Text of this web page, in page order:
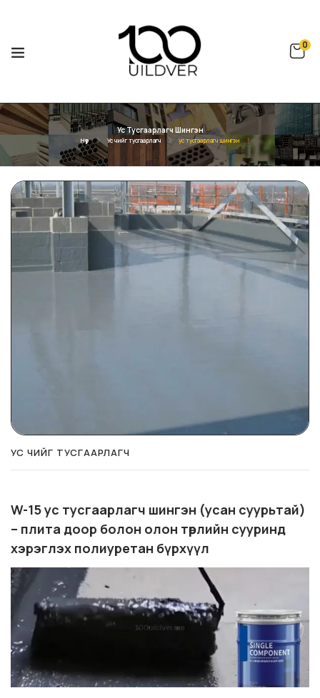
0
Ус Тусгаарлагч Шингэн
Нүүр Ус чийг тусгаарлагч ус тусгаарлагч шингэн
УС ЧИЙГ ТУСГААРЛАГЧ
W-15 ус тусгаарлагч шингэн (усан суурьтай)
– плита доор болон олон төрлийн сууринд
хэрэглэх полиуретан бүрхүүл